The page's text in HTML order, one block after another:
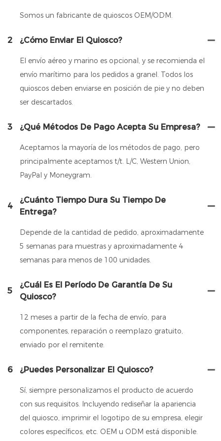
Somos un fabricante de quioscos OEM/ODM.
2 ¿Cómo Enviar El Quiosco?
El envío aéreo y marino es opcional, y se recomienda el
envío marítimo para los pedidos a granel. Todos los
quioscos deben enviarse en posición de pie y no deben
ser descartados.
3 ¿Qué Métodos De Pago Acepta Su Empresa?
Aceptamos la mayoría de los métodos de pago, pero
principalmente aceptamos t/t. L/C, Western Union,
PayPal y Moneygram.
4
¿Cuánto Tiempo Dura Su Tiempo De
Entrega?
Depende de la cantidad de pedido, aproximadamente
5 semanas para muestras y aproximadamente 4
semanas para menos de 100 unidades.
5
¿Cuál Es El Período De Garantía De Su
Quiosco?
12 meses a partir de la fecha de envío, para
componentes, reparación o reemplazo gratuito,
enviado por el remitente.
6 ¿Puedes Personalizar El Quiosco?
Sí, siempre personalizamos el producto de acuerdo
con sus requisitos. Incluyendo rediseñar la apariencia
del quiosco, imprimir el logotipo de su empresa, elegir
colores específicos, etc. OEM u ODM está disponible.